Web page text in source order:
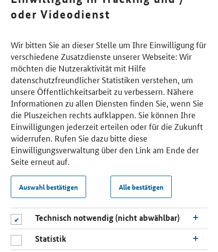
oder Videodienst
Wir bitten Sie an dieser Stelle um Ihre Einwilligung für
verschiedene Zusatzdienste unserer Webseite: Wir
möchten die Nutzeraktivität mit Hilfe
datenschutzfreundlicher Statistiken verstehen, um
unsere Öffentlichkeitsarbeit zu verbessern. Nähere
Informationen zu allen Diensten finden Sie, wenn Sie
die Pluszeichen rechts aufklappen. Sie können Ihre
Einwilligungen jederzeit erteilen oder für die Zukunft
widerrufen. Rufen Sie dazu bitte diese
Einwilligungsverwaltung über den Link am Ende der
Seite erneut auf.
Auswahl bestätigen Alle bestätigen
Technisch notwendig (nicht abwählbar)
Statistik